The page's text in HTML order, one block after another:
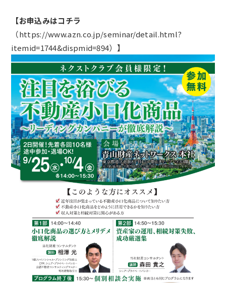
【お申込みはコチラ
（https://www.azn.co.jp/seminar/detail.html?
itemid=1744&dispmid=894）】